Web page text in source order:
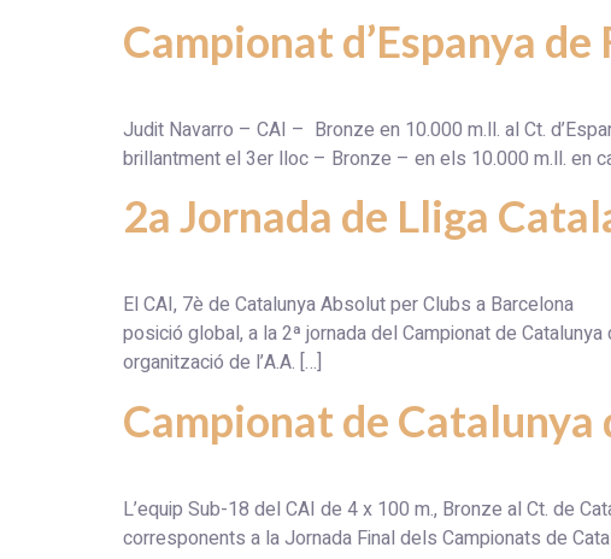
Campionat d’Espanya de
Judit Navarro – CAI – Bronze en 10.000 m.ll. al
brillantment el 3er lloc – Bronze – en els 10.000 m.ll. en
2a Jornada de Lliga
El CAI, 7è de Catalunya Absolut per Clubs a
posició global, a la 2ª jornada del Campionat de
organització de l’A.A. […]
Campionat de Catalunya
L’equip Sub-18 del CAI de 4 x 100 m., Bronze al
corresponents a la Jornada Final dels Campionats de